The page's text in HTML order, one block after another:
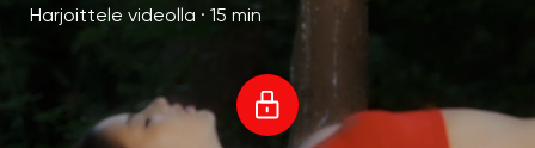
Harjoittele videolla · 15 min